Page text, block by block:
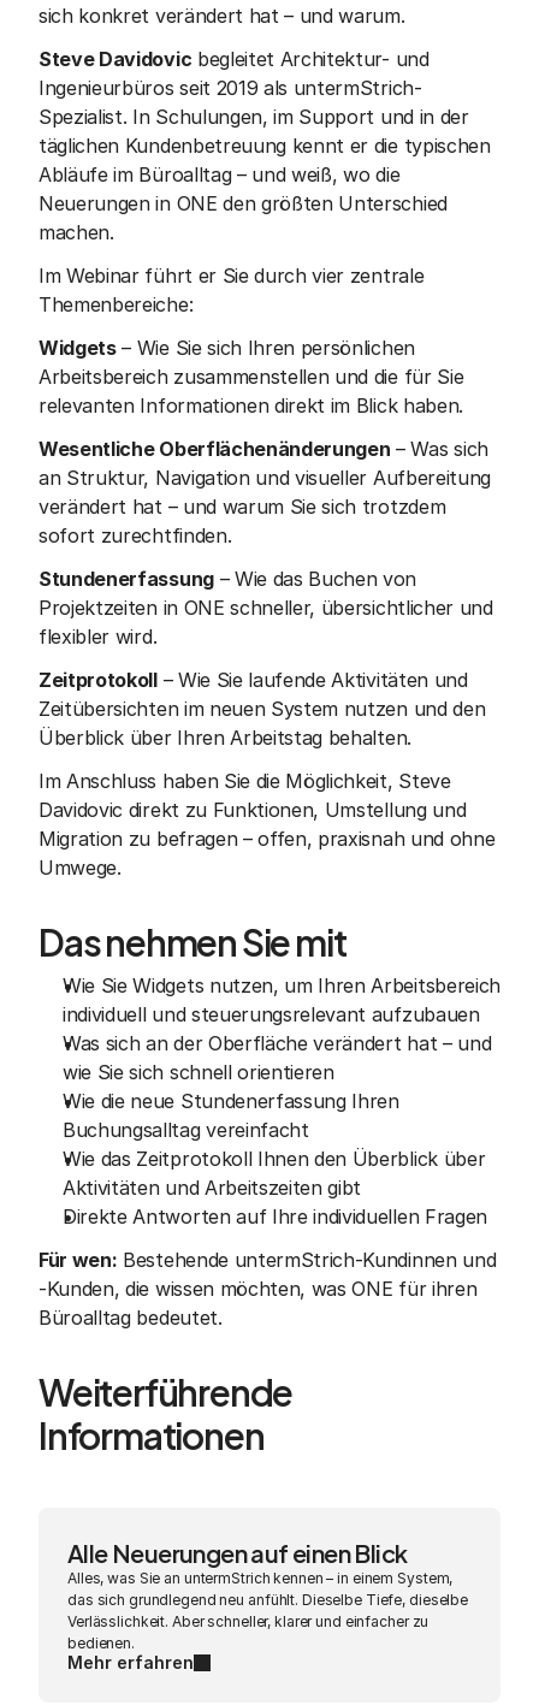
sich konkret verändert hat – und warum.
Steve Davidovic begleitet Architektur- und
Ingenieurbüros seit 2019 als untermStrich-
Spezialist. In Schulungen, im Support und in der
täglichen Kundenbetreuung kennt er die typischen
Abläufe im Büroalltag – und weiß, wo die
Neuerungen in ONE den größten Unterschied
machen.
Im Webinar führt er Sie durch vier zentrale
Themenbereiche:
Widgets – Wie Sie sich Ihren persönlichen
Arbeitsbereich zusammenstellen und die für Sie
relevanten Informationen direkt im Blick haben.
Wesentliche Oberflächenänderungen – Was sich
an Struktur, Navigation und visueller Aufbereitung
verändert hat – und warum Sie sich trotzdem
sofort zurechtfinden.
Stundenerfassung – Wie das Buchen von
Projektzeiten in ONE schneller, übersichtlicher und
flexibler wird.
Zeitprotokoll – Wie Sie laufende Aktivitäten und
Zeitübersichten im neuen System nutzen und den
Überblick über Ihren Arbeitstag behalten.
Im Anschluss haben Sie die Möglichkeit, Steve
Davidovic direkt zu Funktionen, Umstellung und
Migration zu befragen – offen, praxisnah und ohne
Umwege.
Das nehmen Sie mit
Wie Sie Widgets nutzen, um Ihren Arbeitsbereich
individuell und steuerungsrelevant aufzubauen
Was sich an der Oberfläche verändert hat – und
wie Sie sich schnell orientieren
Wie die neue Stundenerfassung Ihren
Buchungsalltag vereinfacht
Wie das Zeitprotokoll Ihnen den Überblick über
Aktivitäten und Arbeitszeiten gibt
Direkte Antworten auf Ihre individuellen Fragen
Für wen: Bestehende untermStrich-Kundinnen und
-Kunden, die wissen möchten, was ONE für ihren
Büroalltag bedeutet.
Weiterführende
Informationen
Alle Neuerungen auf einen Blick
Alles, was Sie an untermStrich kennen – in einem System,
das sich grundlegend neu anfühlt. Dieselbe Tiefe, dieselbe
Verlässlichkeit. Aber schneller, klarer und einfacher zu
bedienen.
Mehr erfahren